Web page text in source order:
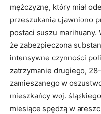
mężczyznę, który miał
przeszukania ujawniono
postaci suszu marihuany.
że zabezpieczona
intensywne czynności
zatrzymanie drugiego,
zamieszanego w
mieszkańcy woj.
miesiące spędzą w